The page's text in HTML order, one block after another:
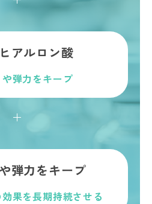
アルロン酸
弾力をキープ
＋
弾力をキープ
果を長期持続させる